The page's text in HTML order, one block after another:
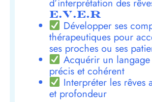
d’interprétation des
E.V.E.R
Développer ses
thérapeutiques pour
ses proches ou ses
Acquérir un
précis et cohérent
Interpréter les rêves
et profondeur